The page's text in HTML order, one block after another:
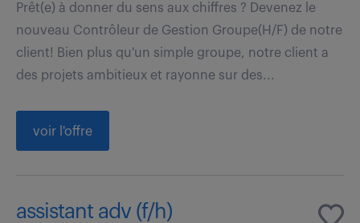
Prêt(e) à donner du sens aux chiffres ? Devenez le
nouveau Contrôleur de Gestion Groupe(H/F) de notre
client! Bien plus qu'un simple groupe, notre client a
des projets ambitieux et rayonne sur des...
voir l'offre
assistant adv (f/h)